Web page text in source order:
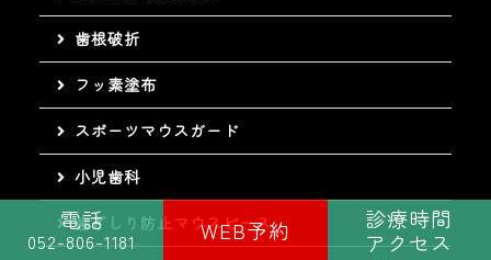
電話
052-806-1181 WEB予約
診療時間
アクセス
歯根破折
フッ素塗布
スポーツマウスガード
小児歯科
歯ぎしり防止マウスピース